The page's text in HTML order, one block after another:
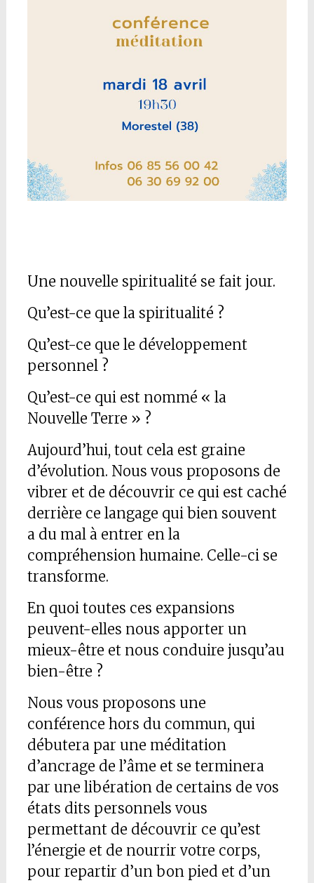
Une nouvelle spiritualité se fait jour.
Qu’est-ce que la spiritualité ?
Qu’est-ce que le développement
personnel ?
Qu’est-ce qui est nommé « la
Nouvelle Terre » ?
Aujourd’hui, tout cela est graine
d’évolution. Nous vous proposons de
vibrer et de découvrir ce qui est caché
derrière ce langage qui bien souvent
a du mal à entrer en la
compréhension humaine. Celle-ci se
transforme.
En quoi toutes ces expansions
peuvent-elles nous apporter un
mieux-être et nous conduire jusqu’au
bien-être ?
Nous vous proposons une
conférence hors du commun, qui
débutera par une méditation
d’ancrage de l’âme et se terminera
par une libération de certains de vos
états dits personnels vous
permettant de découvrir ce qu’est
l’énergie et de nourrir votre corps,
pour repartir d’un bon pied et d’un